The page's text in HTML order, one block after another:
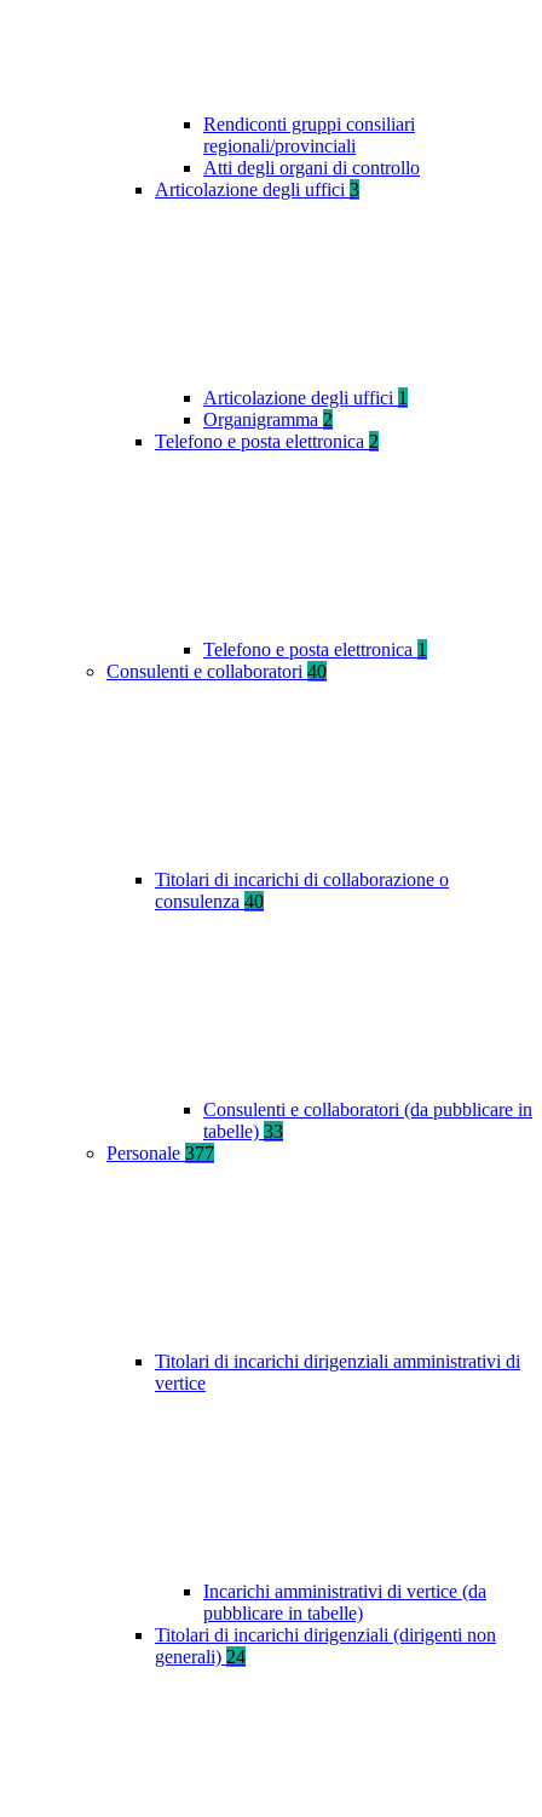
Rendiconti gruppi consiliari
regionali/provinciali
Atti degli organi di controllo
Articolazione degli uffici 3
Articolazione degli uffici 1
Organigramma 2
Telefono e posta elettronica 2
Telefono e posta elettronica 1
Consulenti e collaboratori 40
Titolari di incarichi di collaborazione o
consulenza 40
Consulenti e collaboratori (da pubblicare in
tabelle) 33
Personale 377
Titolari di incarichi dirigenziali amministrativi di
vertice
Incarichi amministrativi di vertice (da
pubblicare in tabelle)
Titolari di incarichi dirigenziali (dirigenti non
generali) 24